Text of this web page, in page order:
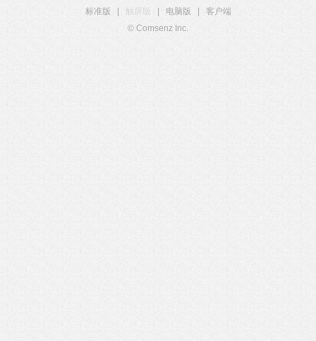
标准版
触屏版 电脑版
客户端
© Comsenz Inc.